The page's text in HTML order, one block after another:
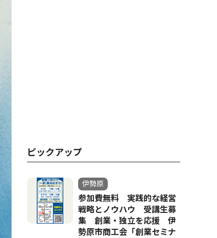
ピックアップ
伊勢原
参加費無料 実践的な経営
戦略とノウハウ 受講生募
集 創業・独立を応援 伊
勢原市商工会「創業セミナ